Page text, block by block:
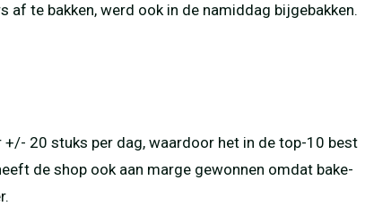
af te bakken, werd ook in de namiddag bijgebakken.
20 stuks per dag, waardoor het in de top-10 best
de shop ook aan marge gewonnen omdat bake-